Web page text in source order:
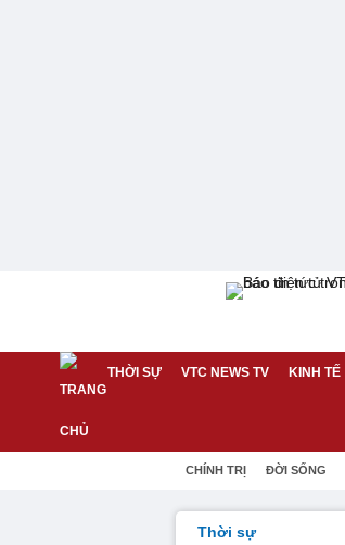
THỜI SỰ VTC NEWS TV KINH TẾ
CHÍNH TRỊ ĐỜI SỐNG
Thời sự